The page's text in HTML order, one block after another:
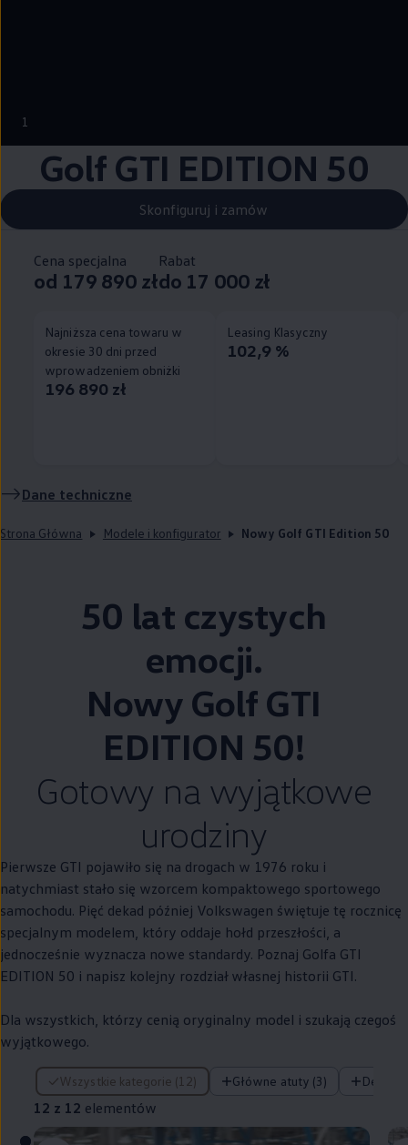
1
Golf GTI EDITION 50
Skonfiguruj i zamów
Cena specjalna
od 179 890 zł
Rabat
do 17 000 zł
Najniższa cena towaru w
okresie 30 dni przed
wprowadzeniem obniżki
196 890 zł
Leasing Klasyczny
102,9 %
Dane techniczne
Strona Główna Modele i konfigurator Nowy Golf GTI Edition 50
50 lat czystych
emocji.
Nowy Golf GTI
EDITION 50!
Gotowy na wyjątkowe
urodziny
Pierwsze GTI pojawiło się na drogach w 1976 roku i
natychmiast stało się wzorcem kompaktowego sportowego
samochodu. Pięć dekad później Volkswagen świętuje tę rocznicę
specjalnym modelem, który oddaje hołd przeszłości, a
jednocześnie wyznacza nowe standardy. Poznaj Golfa GTI
EDITION 50 i napisz kolejny rozdział własnej historii GTI.
Dla wszystkich, którzy cenią oryginalny model i szukają czegoś
wyjątkowego.
Wszystkie kategorie (12) Główne atuty (3) Design
12 z 12 elementów
12 z 12 elementów